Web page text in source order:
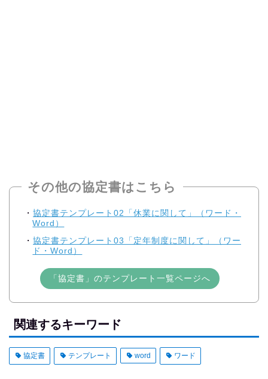
その他の協定書はこちら
協定書テンプレート02「休業に関して」（ワード・
Word）
協定書テンプレート03「定年制度に関して」（ワー
ド・Word）
「協定書」のテンプレート一覧ページへ
関連するキーワード
協定書 テンプレート word ワード